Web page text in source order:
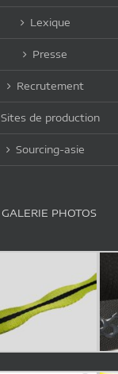
Lexique
Presse
Recrutement
Sites de production
Sourcing-asie
GALERIE PHOTOS